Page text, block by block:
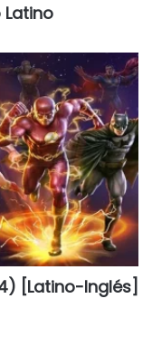
Latino
[Latino-Inglés]